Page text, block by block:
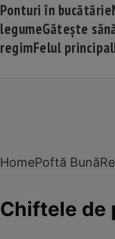
Ponturi în bucătărie
legumeGătește
regimFelul principal
HomePoftă Bună
Chiftele de